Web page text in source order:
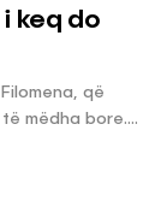
i keq do
që
mëdha bore....